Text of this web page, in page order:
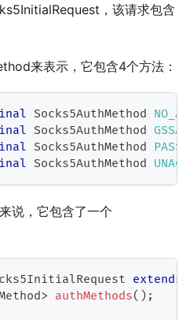
，该请求包含
来表示，它包含4个方法：
Socks5AuthMethod
Socks5AuthMethod
Socks5AuthMethod
Socks5AuthMethod
说，它包含了一个
extends
> authMethods( ) ;